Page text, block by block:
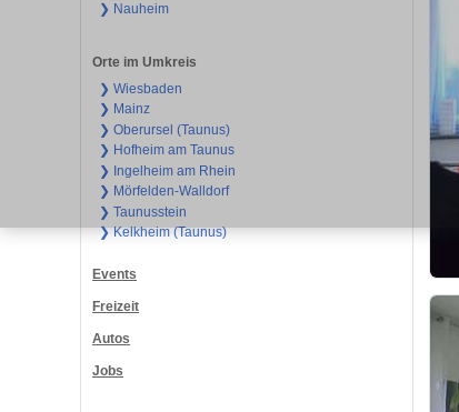
❯ Nauheim
Orte im Umkreis
❯ Wiesbaden
❯ Mainz
❯ Oberursel (Taunus)
❯ Hofheim am Taunus
❯ Ingelheim am Rhein
❯ Mörfelden-Walldorf
❯ Taunusstein
❯ Kelkheim (Taunus)
Events
Freizeit
Autos
Jobs